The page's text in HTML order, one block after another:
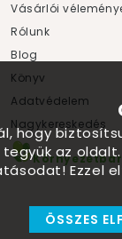
Vásárlói
Rólunk
Blog
Könyv
Adatvédelem
Nagykereskedés
hogy
az
Ezzel
ÖSSZES